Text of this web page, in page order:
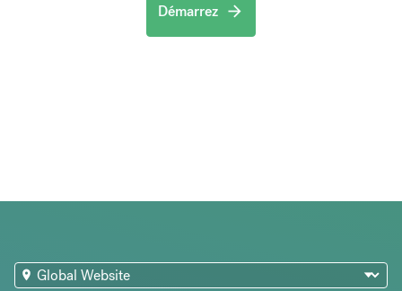
Démarrez